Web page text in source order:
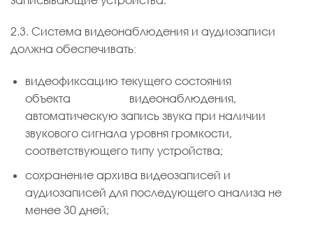
2.3. Система видеонаблюдения и аудиозаписи
должна обеспечивать:
видеофиксацию текущего состояния
объекта видеонаблюдения,
автоматическую запись звука при наличии
звукового сигнала уровня громкости,
соответствующего типу устройства;
сохранение архива видеозаписей и
аудиозаписей для последующего анализа не
менее 30 дней;